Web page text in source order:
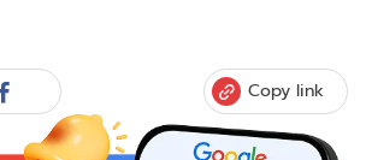
Copy link